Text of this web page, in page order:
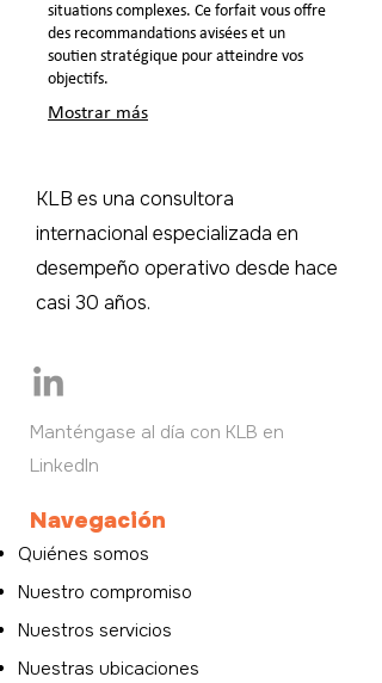
situations complexes. Ce forfait vous offre
des recommandations avisées et un
soutien stratégique pour atteindre vos
objectifs.
Mostrar más
KLB es una consultora
internacional especializada en
desempeño operativo desde hace
casi 30 años.
Manténgase al día con KLB en
LinkedIn
Navegación
Quiénes somos
Nuestro compromiso
Nuestros servicios
Nuestras ubicaciones